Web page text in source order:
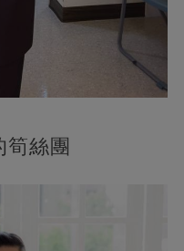
筍絲團